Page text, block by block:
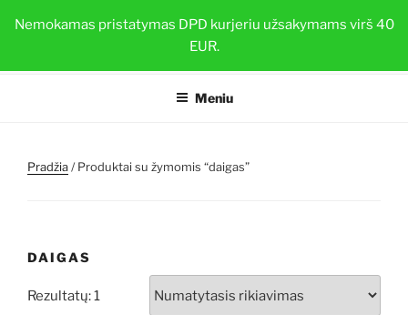
Nemokamas pristatymas DPD kurjeriu užsakymams virš 40
EUR.
prie BRAŠKIŲ DAIGAI
Sveiki ir stiprūs augalai su TOP-PLANT™
Meniu
Pradžia/ Produktai su žymomis “daigas”
DAIGAS
Rezultatų: 1